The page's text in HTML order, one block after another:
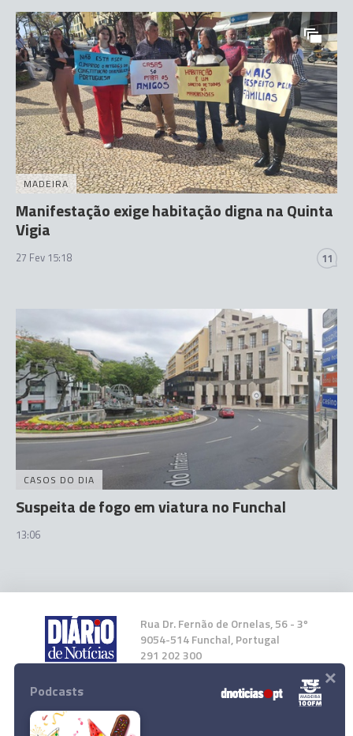
MADEIRA
Manifestação exige habitação digna na Quinta
Vigia
27 Fev 15:18 11
CASOS DO DIA
Suspeita de fogo em viatura no Funchal
13:06
Rua Dr. Fernão de Ornelas, 56 - 3º
9054-514 Funchal, Portugal
291 202 300
Instale a nossa App
Podcasts ×